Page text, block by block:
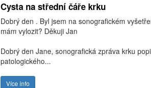
Cysta na střední čáře krku
Dobrý den . Byl jsem na sonografickém
mám vylozit? Děkuji Jan
Dobrý den Jane, sonografická zpráva krku
patologického...
Více info